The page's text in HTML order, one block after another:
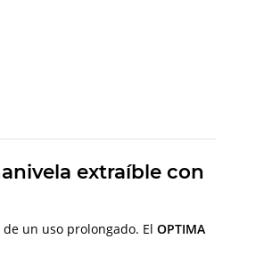
extraíble con
un uso prolongado. El OPTIMA